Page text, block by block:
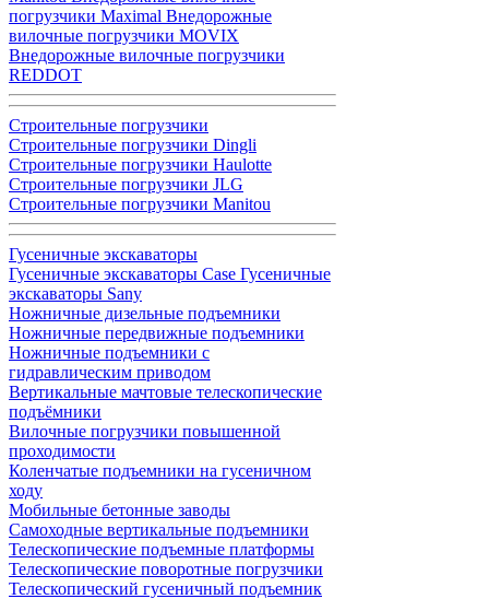
погрузчики Maximal Внедорожные
вилочные погрузчики MOVIX
Внедорожные вилочные погрузчики
REDDOT
Строительные погрузчики
Строительные погрузчики Dingli
Строительные погрузчики Haulotte
Строительные погрузчики JLG
Строительные погрузчики Manitou
Гусеничные экскаваторы
Гусеничные экскаваторы Case Гусеничные
экскаваторы Sany
Ножничные дизельные подъемники
Ножничные передвижные подъемники
Ножничные подъемники с
гидравлическим приводом
Вертикальные мачтовые телескопические
подъёмники
Вилочные погрузчики повышенной
проходимости
Коленчатые подъемники на гусеничном
ходу
Мобильные бетонные заводы
Самоходные вертикальные подъемники
Телескопические подъемные платформы
Телескопические поворотные погрузчики
Телескопический гусеничный подъемник